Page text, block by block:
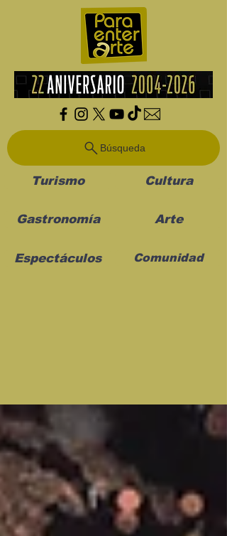
Búsqueda
Turismo Cultura
Gastronomía Arte
Espectáculos Comunidad